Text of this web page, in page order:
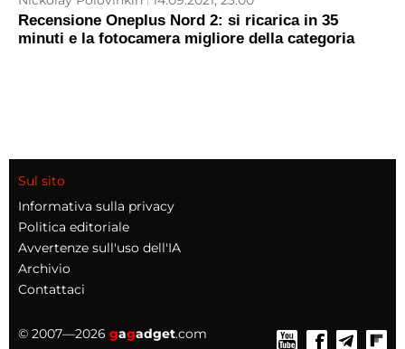
Recensione Oneplus Nord 2: si ricarica in 35
minuti e la fotocamera migliore della categoria
Sul sito
Informativa sulla privacy
Politica editoriale
Avvertenze sull'uso dell'IA
Archivio
Contattaci
© 2007—2026 gagadget.com